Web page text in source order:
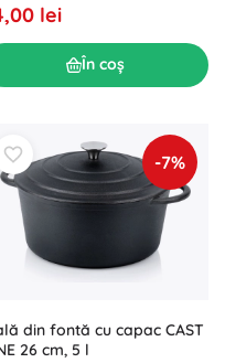
lei
În coș
-7%
din fontă cu capac CAST
26 cm, 5 l